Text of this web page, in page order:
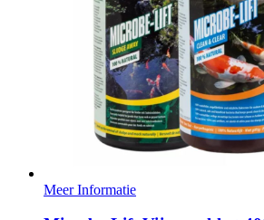
Meer Informatie